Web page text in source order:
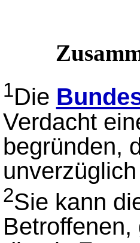
1Die
Verdacht
begründen,
2Sie kann